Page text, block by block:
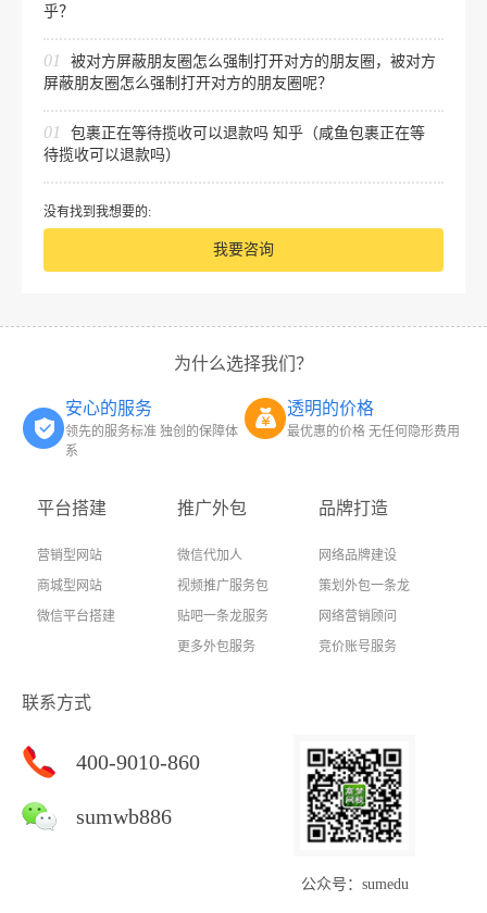
乎？
01
被对方屏蔽朋友圈怎么强制打开对方的朋友圈，被对方
屏蔽朋友圈怎么强制打开对方的朋友圈呢？
01
包裹正在等待揽收可以退款吗 知乎（咸鱼包裹正在等
待揽收可以退款吗）
没有找到我想要的:
我要咨询
为什么选择我们？
安心的服务
领先的服务标准 独创的保障体
系
透明的价格
最优惠的价格 无任何隐形费用
平台搭建
营销型网站
商城型网站
微信平台搭建
推广外包
微信代加人
视频推广服务包
贴吧一条龙服务
更多外包服务
品牌打造
网络品牌建设
策划外包一条龙
网络营销顾问
竞价账号服务
联系方式
400-9010-860
sumwb886
公众号：sumedu